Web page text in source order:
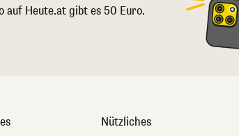
auf Heute.at gibt es 50 Euro.
Nützliches